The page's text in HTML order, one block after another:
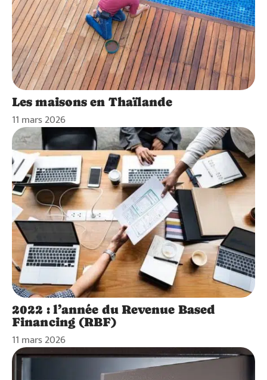
Les maisons en Thaïlande
11 mars 2026
2022 : l’année du Revenue Based
Financing (RBF)
11 mars 2026